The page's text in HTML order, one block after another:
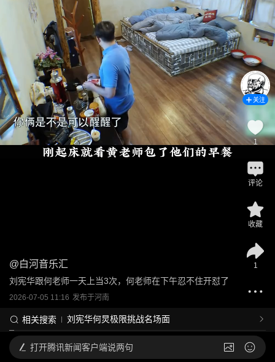
@白河音乐汇
刘宪华跟何老师一天上当3次，何老师在下午忍不住开怼了
2026-07-05 11:16 发布于河南
相关搜索 刘宪华何炅极限挑战名场面
关注
1
评论
收藏
1
打开腾讯新闻客户端说两句